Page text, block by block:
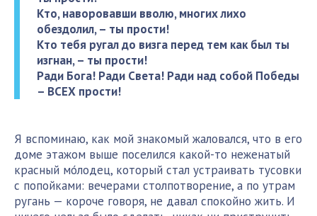
Кто, наворовавши вволю, многих лихо
обездолил, – ты прости!
Кто тебя ругал до визга перед тем как был ты
изгнан, – ты прости!
Ради Бога! Ради Света! Ради над собой Победы
– ВСЕХ прости!
Я вспоминаю, как мой знакомый жаловался, что в его
доме этажом выше поселился какой-то неженатый
красный мо́лодец, который стал устраивать тусовки
с попойками: вечерами столпотворение, а по утрам
ругань — короче говоря, не давал спокойно жить. И